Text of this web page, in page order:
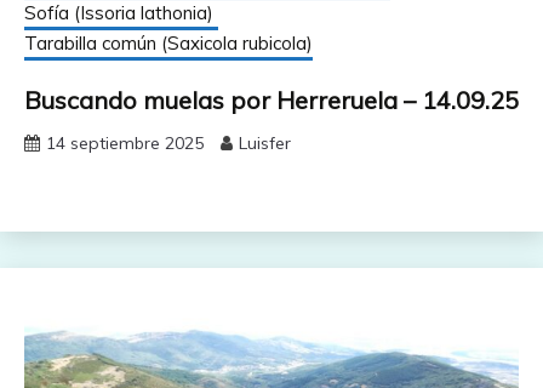
Sofía (Issoria lathonia)
Tarabilla común (Saxicola rubicola)
Buscando muelas por Herreruela – 14.09.25
14 septiembre 2025 Luisfer